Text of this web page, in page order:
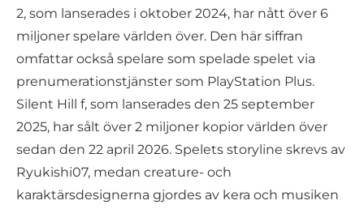
2, som lanserades i oktober 2024, har nått över 6
miljoner spelare världen över. Den här siffran
omfattar också spelare som spelade spelet via
prenumerationstjänster som PlayStation Plus.
Silent Hill f, som lanserades den 25 september
2025, har sålt över 2 miljoner kopior världen över
sedan den 22 april 2026. Spelets storyline skrevs av
Ryukishi07, medan creature- och
karaktärsdesignerna gjordes av kera och musiken